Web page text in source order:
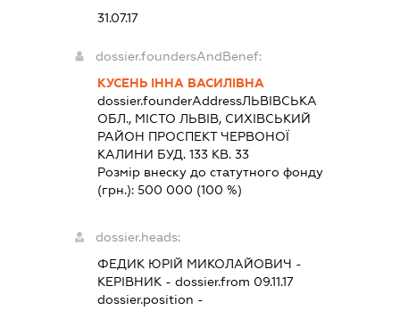
31.07.17
dossier.foundersAndBenef:
КУСЕНЬ ІННА ВАСИЛІВНА
dossier.founderAddressЛЬВІВСЬКА
ОБЛ., МІСТО ЛЬВІВ, СИХІВСЬКИЙ
РАЙОН ПРОСПЕКТ ЧЕРВОНОЇ
КАЛИНИ БУД. 133 КВ. 33
Розмір внеску до статутного фонду
(грн.): 500 000 (100 %)
dossier.heads:
ФЕДИК ЮРІЙ МИКОЛАЙОВИЧ -
КЕРІВНИК- dossier.from 09.11.17
dossier.position -